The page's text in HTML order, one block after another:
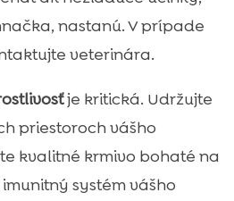
nastanú. V prípade
veterinára.
je kritická. Udržujte
priestoroch vášho
kvalitné krmivo bohaté na
systém vášho